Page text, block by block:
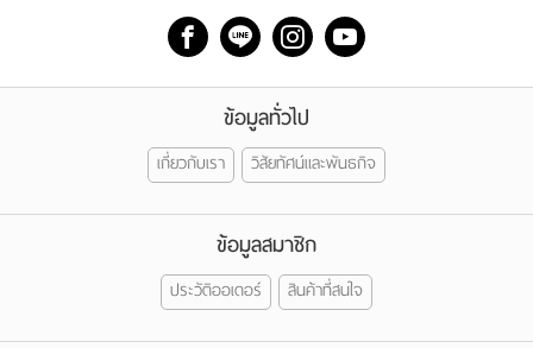
ข้อมูลทั่วไป
เกี่ยวกับเรา วิสัยทัศน์และพันธกิจ
ข้อมูลสมาชิก
ประวัติออเดอร์ สินค้าที่สนใจ